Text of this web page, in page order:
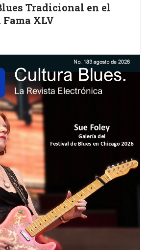
Tradicional en el
XLV